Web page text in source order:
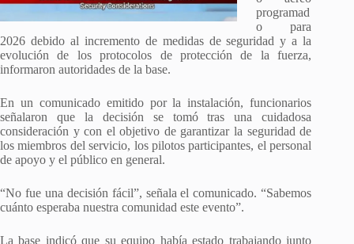
programad
o para
2026 debido al incremento de medidas de seguridad y a la
evolución de los protocolos de protección de la fuerza,
informaron autoridades de la base.
En un comunicado emitido por la instalación, funcionarios
señalaron que la decisión se tomó tras una cuidadosa
consideración y con el objetivo de garantizar la seguridad de
los miembros del servicio, los pilotos participantes, el personal
de apoyo y el público en general.
“No fue una decisión fácil”, señala el comunicado. “Sabemos
cuánto esperaba nuestra comunidad este evento”.
La base indicó que su equipo había estado trabajando junto